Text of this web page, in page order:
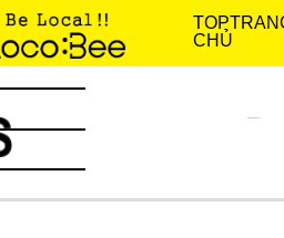
TOP
CHỦ